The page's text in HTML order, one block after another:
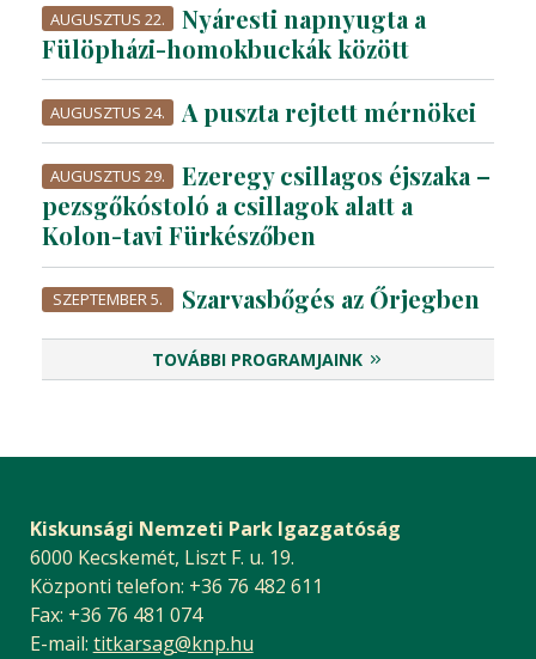
AUGUSZTUS 22.
Nyáresti napnyugta a
Fülöpházi-homokbuckák között
AUGUSZTUS 24. A puszta rejtett mérnökei
AUGUSZTUS 29.
Ezeregy csillagos éjszaka –
pezsgőkóstoló a csillagok alatt a
Kolon-tavi Fürkészőben
SZEPTEMBER 5. Szarvasbőgés az Őrjegben
TOVÁBBI PROGRAMJAINK
Kiskunsági Nemzeti Park Igazgatóság
6000 Kecskemét, Liszt F. u. 19.
Központi telefon: +36 76 482 611
Fax: +36 76 481 074
E-mail: titkarsag@knp.hu